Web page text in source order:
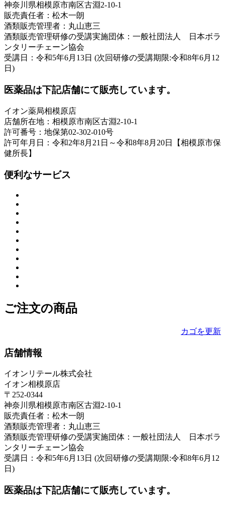
神奈川県相模原市南区古淵2-10-1
販売責任者：松木一朗
酒類販売管理者：丸山恵三
酒類販売管理研修の受講実施団体：一般社団法人 日本ボラ
ンタリーチェーン協会
受講日：令和5年6月13日 (次回研修の受講期限:令和8年6月12
日)
医薬品は下記店舗にて販売しています。
イオン薬局相模原店
店舗所在地：相模原市南区古淵2-10-1
許可番号：地保第02-302-010号
許可年月日：令和2年8月21日～令和8年8月20日【相模原市保
健所長】
便利なサービス
ご注文の商品
カゴを更新
店舗情報
イオンリテール株式会社
イオン相模原店
〒252-0344
神奈川県相模原市南区古淵2-10-1
販売責任者：松木一朗
酒類販売管理者：丸山恵三
酒類販売管理研修の受講実施団体：一般社団法人 日本ボラ
ンタリーチェーン協会
受講日：令和5年6月13日 (次回研修の受講期限:令和8年6月12
日)
医薬品は下記店舗にて販売しています。